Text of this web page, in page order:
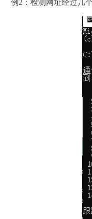
例2：检测网址经过几